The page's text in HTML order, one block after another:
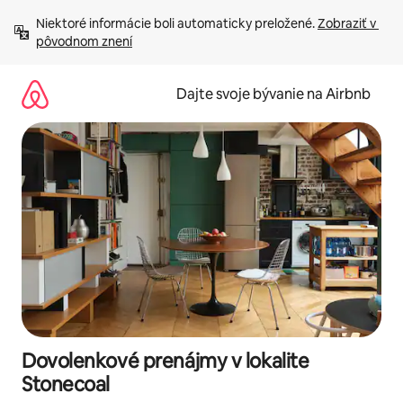
obsah.
Niektoré informácie boli automaticky preložené. Zobraziť v
pôvodnom znení
Dajte svoje bývanie na Airbnb
Dovolenkové prenájmy v lokalite
Stonecoal